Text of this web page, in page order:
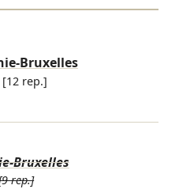
Bruxelles
[12 rep.]
Bruxelles
rep.]